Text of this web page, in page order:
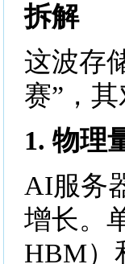
拆解
这波存
赛”，
1. 物理
AI服务
增长。
HBM）